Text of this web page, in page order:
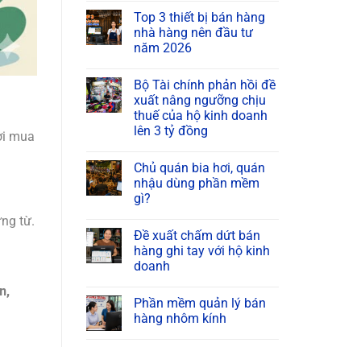
mua
từ.
Top 3 thiết bị bán hàng
nhà hàng nên đầu tư
năm 2026
Bộ Tài chính phản hồi đề
xuất nâng ngưỡng chịu
thuế của hộ kinh doanh
lên 3 tỷ đồng
Chủ quán bia hơi, quán
nhậu dùng phần mềm
gì?
Đề xuất chấm dứt bán
hàng ghi tay với hộ kinh
doanh
Phần mềm quản lý bán
hàng nhôm kính